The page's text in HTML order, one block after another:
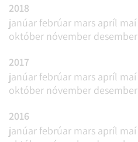
2018
janúar febrúar mars apríl maí
október nóvember desember
2017
janúar febrúar mars apríl maí
október nóvember desember
2016
janúar febrúar mars apríl maí